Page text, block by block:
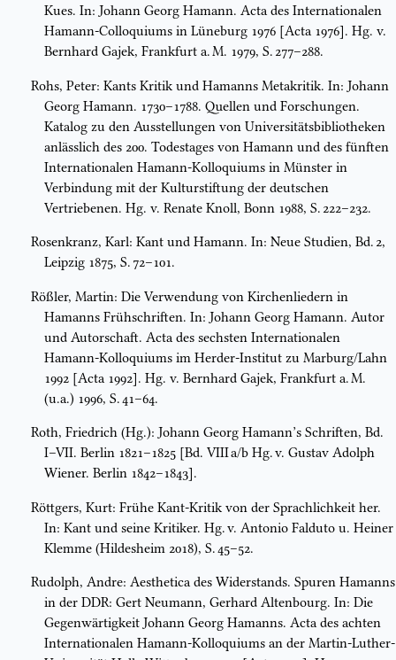
Kues. In: Johann Georg Hamann. Acta des Internationalen
Hamann-Colloquiums in Lüneburg 1976 [Acta 1976]. Hg. v.
Bernhard Gajek, Frankfurt a. M. 1979, S. 277–288.
Rohs, Peter: Kants Kritik und Hamanns Metakritik. In: Johann
Georg Hamann. 1730–1788. Quellen und Forschungen.
Katalog zu den Ausstellungen von Universitätsbibliotheken
anlässlich des 200. Todestages von Hamann und des fünften
Internationalen Hamann-Kolloquiums in Münster in
Verbindung mit der Kulturstiftung der deutschen
Vertriebenen. Hg. v. Renate Knoll, Bonn 1988, S. 222–232.
Rosenkranz, Karl: Kant und Hamann. In: Neue Studien, Bd. 2,
Leipzig 1875, S. 72–101.
Rößler, Martin: Die Verwendung von Kirchenliedern in
Hamanns Frühschriften. In: Johann Georg Hamann. Autor
und Autorschaft. Acta des sechsten Internationalen
Hamann-Kolloquiums im Herder-Institut zu Marburg/Lahn
1992 [Acta 1992]. Hg. v. Bernhard Gajek, Frankfurt a. M.
(u.a.) 1996, S. 41–64.
Roth, Friedrich (Hg.): Johann Georg Hamann’s Schriften, Bd.
I–VII. Berlin 1821–1825 [Bd. VIII a/b Hg. v. Gustav Adolph
Wiener. Berlin 1842–1843].
Röttgers, Kurt: Frühe Kant-Kritik von der Sprachlichkeit her.
In: Kant und seine Kritiker. Hg. v. Antonio Falduto u. Heiner
Klemme (Hildesheim 2018), S. 45–52.
Rudolph, Andre: Aesthetica des Widerstands. Spuren Hamanns
in der DDR: Gert Neumann, Gerhard Altenbourg. In: Die
Gegenwärtigkeit Johann Georg Hamanns. Acta des achten
Internationalen Hamann-Kolloquiums an der Martin-Luther-